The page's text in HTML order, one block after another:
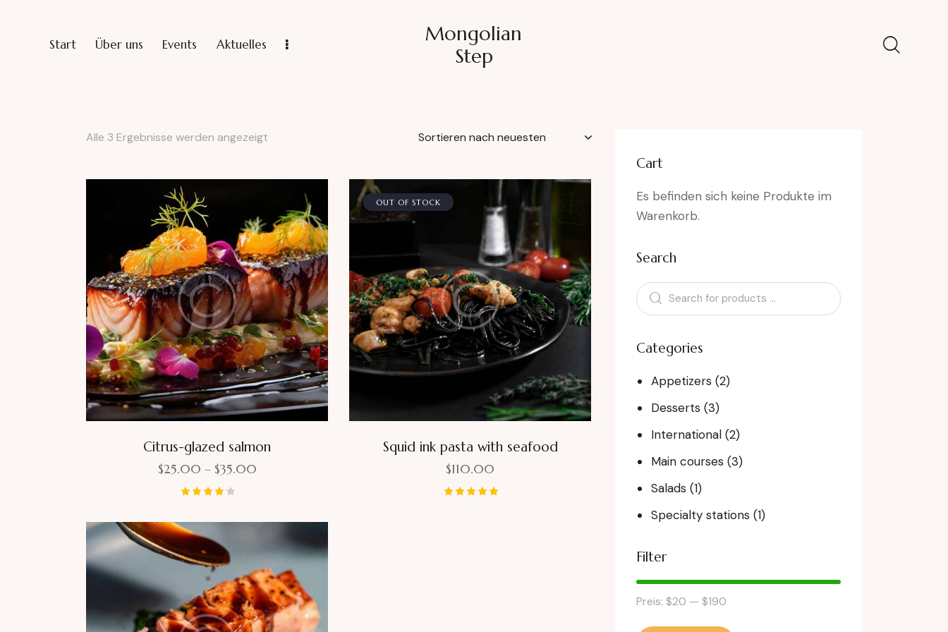
Start Über uns Events Aktuelles
Mongolian
Step
Alle 3 Ergebnisse werden angezeigt
Citrus-glazed salmon
$25.00 – $35.00
4.00
von 5
OUT OF STOCK
Squid ink pasta with seafood
$110.00
Cart
Es befinden sich keine Produkte im
Warenkorb.
Search
Search
Categories
Appetizers (2)
Desserts (3)
International (2)
Main courses (3)
Salads (1)
Specialty stations (1)
Filter
Preis: $20 — $190